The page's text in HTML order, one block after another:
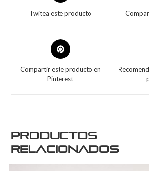
Twitea este producto
Compartir este producto en
Pinterest
Productos
relacionados